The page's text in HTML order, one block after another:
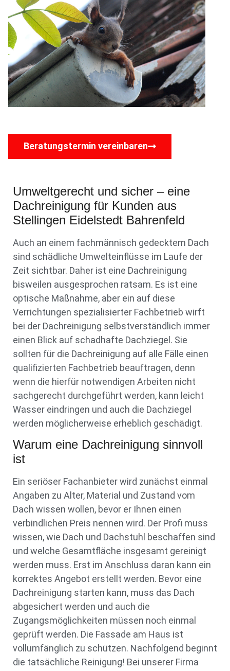
Beratungstermin vereinbaren
Umweltgerecht und sicher – eine
Dachreinigung für Kunden aus
Stellingen Eidelstedt Bahrenfeld
Auch an einem fachmännisch gedecktem Dach
sind schädliche Umwelteinflüsse im Laufe der
Zeit sichtbar. Daher ist eine Dachreinigung
bisweilen ausgesprochen ratsam. Es ist eine
optische Maßnahme, aber ein auf diese
Verrichtungen spezialisierter Fachbetrieb wirft
bei der Dachreinigung selbstverständlich immer
einen Blick auf schadhafte Dachziegel. Sie
sollten für die Dachreinigung auf alle Fälle einen
qualifizierten Fachbetrieb beauftragen, denn
wenn die hierfür notwendigen Arbeiten nicht
sachgerecht durchgeführt werden, kann leicht
Wasser eindringen und auch die Dachziegel
werden möglicherweise erheblich geschädigt.
Warum eine Dachreinigung sinnvoll
ist
Ein seriöser Fachanbieter wird zunächst einmal
Angaben zu Alter, Material und Zustand vom
Dach wissen wollen, bevor er Ihnen einen
verbindlichen Preis nennen wird. Der Profi muss
wissen, wie Dach und Dachstuhl beschaffen sind
und welche Gesamtfläche insgesamt gereinigt
werden muss. Erst im Anschluss daran kann ein
korrektes Angebot erstellt werden. Bevor eine
Dachreinigung starten kann, muss das Dach
abgesichert werden und auch die
Zugangsmöglichkeiten müssen noch einmal
geprüft werden. Die Fassade am Haus ist
vollumfänglich zu schützen. Nachfolgend beginnt
die tatsächliche Reinigung! Bei unserer Firma